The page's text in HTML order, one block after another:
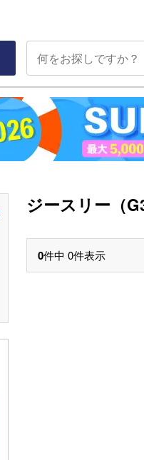
ジースリー（
0件中 0件表示